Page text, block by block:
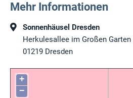
Mehr Informationen
Sonnenhäusel Dresden
Herkulesallee im Großen Garten
01219 Dresden
+
−